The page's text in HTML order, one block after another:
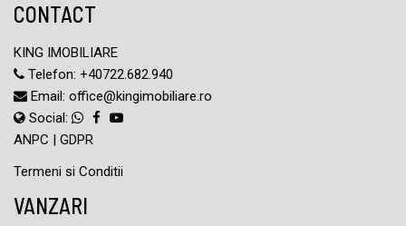
CONTACT
KING IMOBILIARE
Telefon: +40722.682.940
Email: office@kingimobiliare.ro
Social:
ANPC | GDPR
Termeni si Conditii
VANZARI